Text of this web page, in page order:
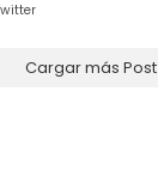
Cargar más Post